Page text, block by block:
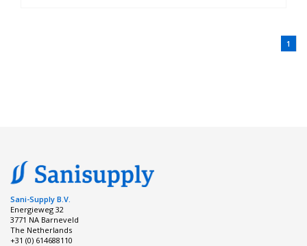
1
Sani-Supply B.V.
Energieweg 32
3771 NA Barneveld
The Netherlands
+31 (0) 614688110